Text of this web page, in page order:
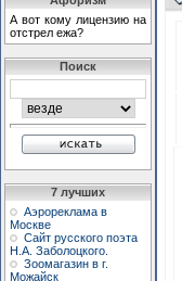
А вот кому лицензию на
отстpел ежа?
Поиск
7 лучших
Аэрореклама в
Москве
Сайт русского поэта
Н.А. Заболоцкого.
Зоомагазин в г.
Можайск